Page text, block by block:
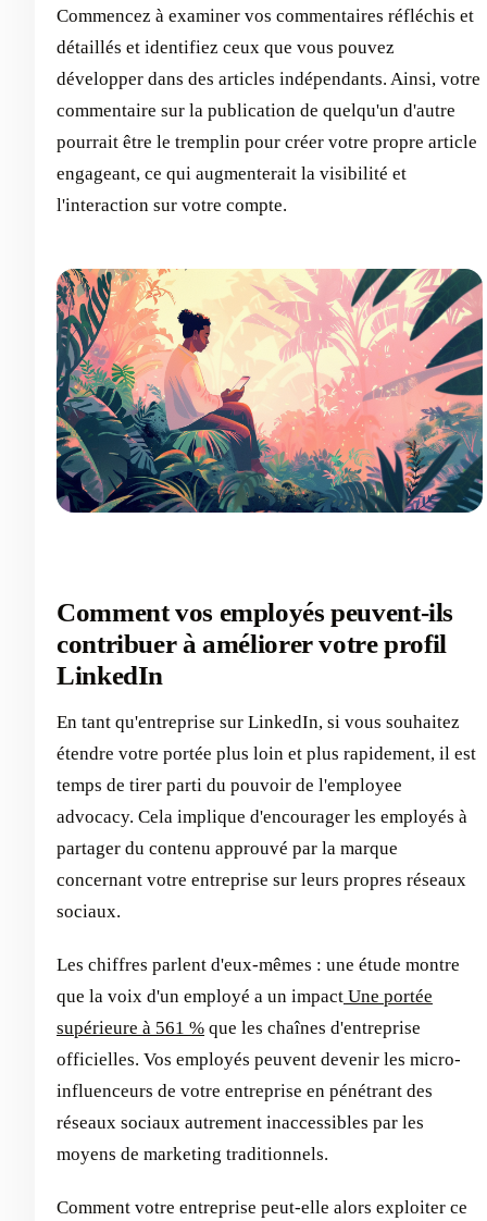
Commencez à examiner vos commentaires réfléchis et
détaillés et identifiez ceux que vous pouvez
développer dans des articles indépendants. Ainsi, votre
commentaire sur la publication de quelqu'un d'autre
pourrait être le tremplin pour créer votre propre article
engageant, ce qui augmenterait la visibilité et
l'interaction sur votre compte.
Comment vos employés peuvent-ils
contribuer à améliorer votre profil
LinkedIn
En tant qu'entreprise sur LinkedIn, si vous souhaitez
étendre votre portée plus loin et plus rapidement, il est
temps de tirer parti du pouvoir de l'employee
advocacy. Cela implique d'encourager les employés à
partager du contenu approuvé par la marque
concernant votre entreprise sur leurs propres réseaux
sociaux.
Les chiffres parlent d'eux-mêmes : une étude montre
que la voix d'un employé a un impact Une portée
supérieure à 561 % que les chaînes d'entreprise
officielles. Vos employés peuvent devenir les micro-
influenceurs de votre entreprise en pénétrant des
réseaux sociaux autrement inaccessibles par les
moyens de marketing traditionnels.
Comment votre entreprise peut-elle alors exploiter ce